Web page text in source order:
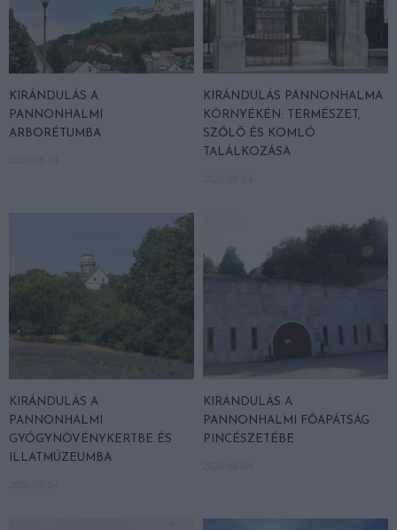
KIRÁNDULÁS A
PANNONHALMI
ARBORÉTUMBA
KIRÁNDULÁS PANNONHALMA
KÖRNYÉKÉN: TERMÉSZET,
SZŐLŐ ÉS KOMLÓ
TALÁLKOZÁSA
KIRÁNDULÁS A
PANNONHALMI
GYÓGYNÖVÉNYKERTBE ÉS
ILLATMÚZEUMBA
KIRÁNDULÁS A
PANNONHALMI FŐAPÁTSÁG
PINCÉSZETÉBE